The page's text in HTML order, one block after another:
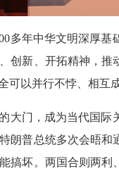
多年中华文明深厚
创新、开拓精神，推
以并行不悖、相互
大门，成为当代国际
朗普总统多次会晤和
搞坏。两国合则两利